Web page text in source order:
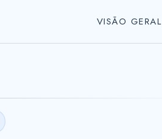
VISÃO GERAL